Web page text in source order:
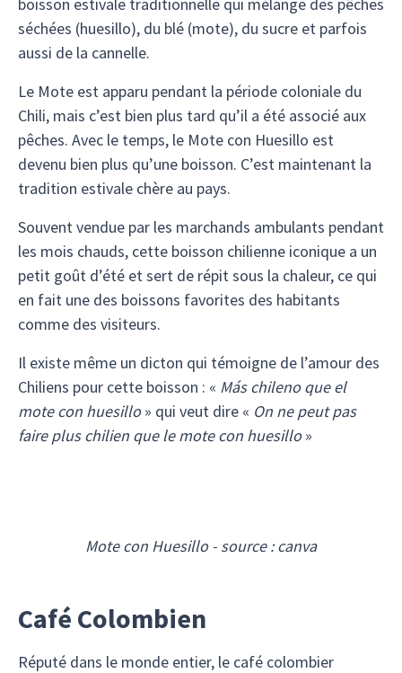
séchées (huesillo), du blé (mote), du sucre et parfois
aussi de la cannelle.
Le Mote est apparu pendant la période coloniale du
Chili, mais c’est bien plus tard qu’il a été associé aux
pêches. Avec le temps, le Mote con Huesillo est
devenu bien plus qu’une boisson. C’est maintenant la
tradition estivale chère au pays.
Souvent vendue par les marchands ambulants pendant
les mois chauds, cette boisson chilienne iconique a un
petit goût d’été et sert de répit sous la chaleur, ce qui
en fait une des boissons favorites des habitants
comme des visiteurs.
Il existe même un dicton qui témoigne de l’amour des
Chiliens pour cette boisson : « Más chileno que el
mote con huesillo» qui veut dire « On ne peut pas
faire plus chilien que le mote con huesillo»
Mote con Huesillo - source : canva
Café Colombien
Réputé dans le monde entier, le café colombier